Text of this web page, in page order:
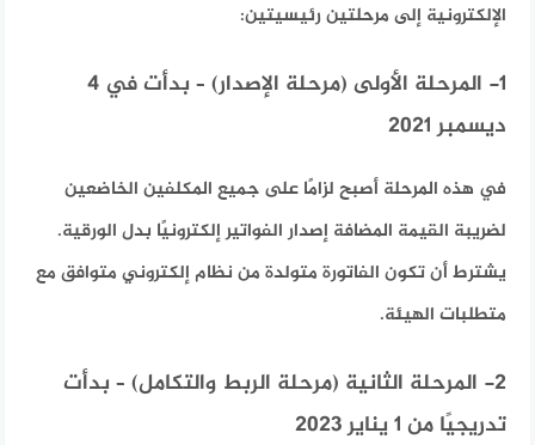
الإلكترونية إلى مرحلتين رئيسيتين:
1- المرحلة الأولى (مرحلة الإصدار) – بدأت في 4
ديسمبر 2021
في هذه المرحلة أصبح لزامًا على جميع المكلفين الخاضعين
لضريبة القيمة المضافة إصدار الفواتير إلكترونيًا بدل الورقية.
يشترط أن تكون الفاتورة متولدة من نظام إلكتروني متوافق مع
متطلبات الهيئة.
2- المرحلة الثانية (مرحلة الربط والتكامل) – بدأت
تدريجيًا من 1 يناير 2023